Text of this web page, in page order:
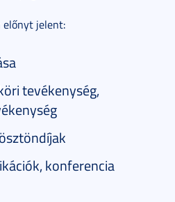
előnyt jelent:
tevékenység,
konferencia